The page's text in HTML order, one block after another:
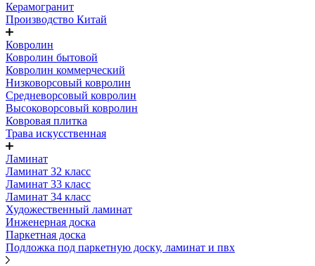
Керамогранит
Производство Китай
Ковролин
Ковролин бытовой
Ковролин коммерческий
Низковорсовый ковролин
Средневорсовый ковролин
Высоковорсовый ковролин
Ковровая плитка
Трава искусственная
Ламинат
Ламинат 32 класс
Ламинат 33 класс
Ламинат 34 класс
Художественный ламинат
Инженерная доска
Паркетная доска
Подложка под паркетную доску, ламинат и пвх